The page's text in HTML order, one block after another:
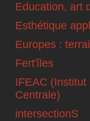
Education, art
Esthétique
Europes :
Fert'îles
IFEAC
Centrale)
intersectionS